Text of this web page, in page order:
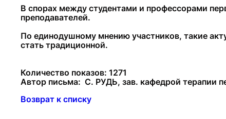
В спорах между студентами и профессорами
преподавателей.
По единодушному мнению участников, такие
стать традиционной.
Количество показов: 1271
Автор письма: С. РУДЬ, зав. кафедрой терапии
Возврат к списку